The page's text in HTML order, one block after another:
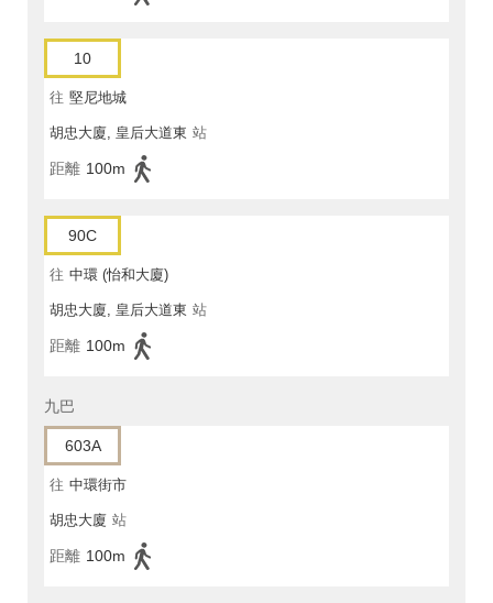
10
往 堅尼地城
胡忠大廈, 皇后大道東 站
距離 100m
90C
往 中環 (怡和大廈)
胡忠大廈, 皇后大道東 站
距離 100m
九巴
603A
往 中環街市
胡忠大廈 站
距離 100m